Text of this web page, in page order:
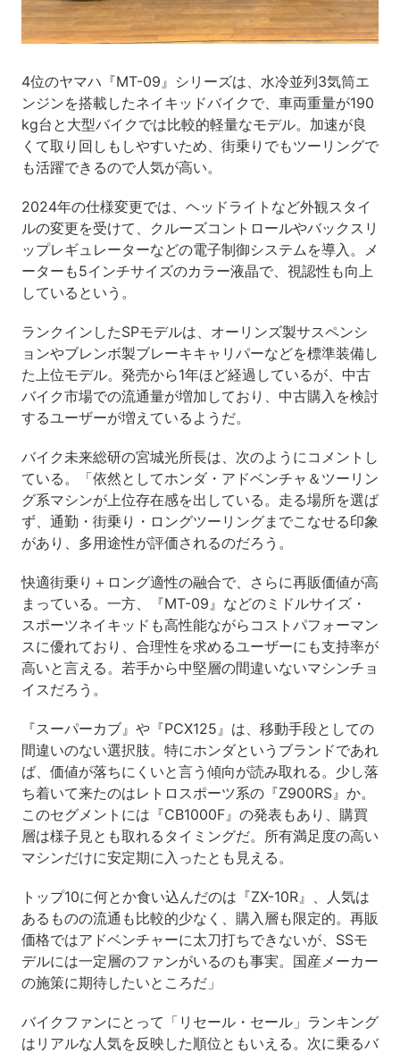
4位のヤマハ『MT-09』シリーズは、水冷並列3気筒エ
ンジンを搭載したネイキッドバイクで、車両重量が190
kg台と大型バイクでは比較的軽量なモデル。加速が良
くて取り回しもしやすいため、街乗りでもツーリングで
も活躍できるので人気が高い。
2024年の仕様変更では、ヘッドライトなど外観スタイ
ルの変更を受けて、クルーズコントロールやバックスリ
ップレギュレーターなどの電子制御システムを導入。メ
ーターも5インチサイズのカラー液晶で、視認性も向上
しているという。
ランクインしたSPモデルは、オーリンズ製サスペンシ
ョンやブレンボ製ブレーキキャリパーなどを標準装備し
た上位モデル。発売から1年ほど経過しているが、中古
バイク市場での流通量が増加しており、中古購入を検討
するユーザーが増えているようだ。
バイク未来総研の宮城光所長は、次のようにコメントし
ている。「依然としてホンダ・アドベンチャ＆ツーリン
グ系マシンが上位存在感を出している。走る場所を選ば
ず、通勤・街乗り・ロングツーリングまでこなせる印象
があり、多用途性が評価されるのだろう。
快適街乗り＋ロング適性の融合で、さらに再販価値が高
まっている。一方、『MT-09』などのミドルサイズ・
スポーツネイキッドも高性能ながらコストパフォーマン
スに優れており、合理性を求めるユーザーにも支持率が
高いと言える。若手から中堅層の間違いないマシンチョ
イスだろう。
『スーパーカブ』や『PCX125』は、移動手段としての
間違いのない選択肢。特にホンダというブランドであれ
ば、価値が落ちにくいと言う傾向が読み取れる。少し落
ち着いて来たのはレトロスポーツ系の『Z900RS』か。
このセグメントには『CB1000F』の発表もあり、購買
層は様子見とも取れるタイミングだ。所有満足度の高い
マシンだけに安定期に入ったとも見える。
トップ10に何とか食い込んだのは『ZX-10R』、人気は
あるものの流通も比較的少なく、購入層も限定的。再販
価格ではアドベンチャーに太刀打ちできないが、SSモ
デルには一定層のファンがいるのも事実。国産メーカー
の施策に期待したいところだ」
バイクファンにとって「リセール・セール」ランキング
はリアルな人気を反映した順位ともいえる。次に乗るバ